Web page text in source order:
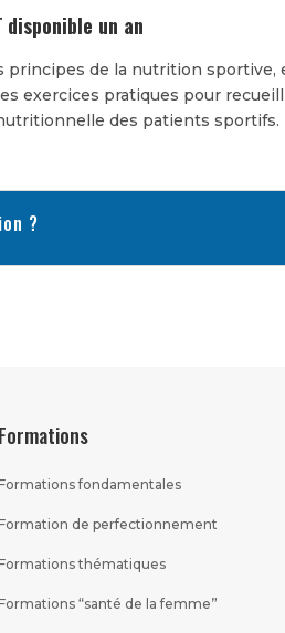
disponible un an
de la nutrition
exercices pratiques pour
des patients sportifs.
?
Formations
fondamentales
de perfectionnement
thématiques
“santé de la femme”